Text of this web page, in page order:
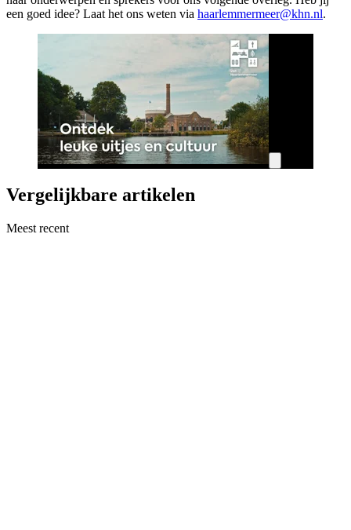
een goed idee? Laat het ons weten via haarlemmermeer@khn.nl.
Vergelijkbare artikelen
Meest recent